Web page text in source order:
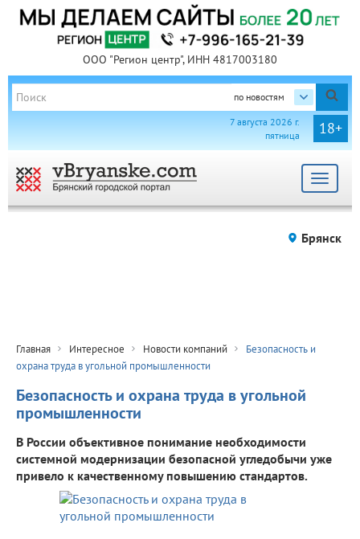
ООО "Регион центр", ИНН 4817003180
по новостям
18+
7 августа 2026 г.
пятница
Toggle
Брянск
Главная Интересное Новости компаний
Безопасность и
охрана труда в угольной промышленности
Безопасность и охрана труда в угольной
промышленности
В России объективное понимание необходимости
системной модернизации безопасной угледобычи уже
привело к качественному повышению стандартов.